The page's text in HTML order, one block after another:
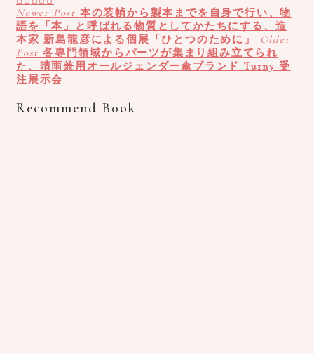
Newer Post 本の装幀から製本までを自身で行い、物
語を「本」と呼ばれる物質としてかたちにする、造
本家 新島龍彦による個展「ひとつのために」 Older
Post 各専門領域からパーツが集まり組み立てられ
た、晴雨兼用オールジェンダー傘ブランド Turny 受
注展示会
Recommend Book